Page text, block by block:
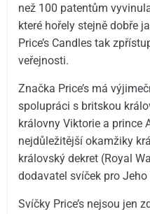
než 100 patentům
které hořely stejně dobře
Price’s Candles tak
veřejnosti.
Značka Price’s má
spolupráci s britskou
královny Viktorie a prince
nejdůležitější okamžiky
královský dekret (Royal
dodavatel svíček pro
Svíčky Price’s nejsou jen